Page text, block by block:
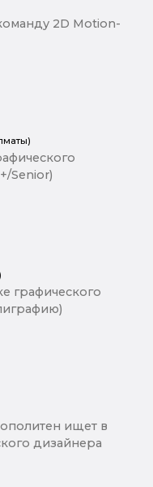
2D Motion-
Senior)
графического
ищет в
дизайнера